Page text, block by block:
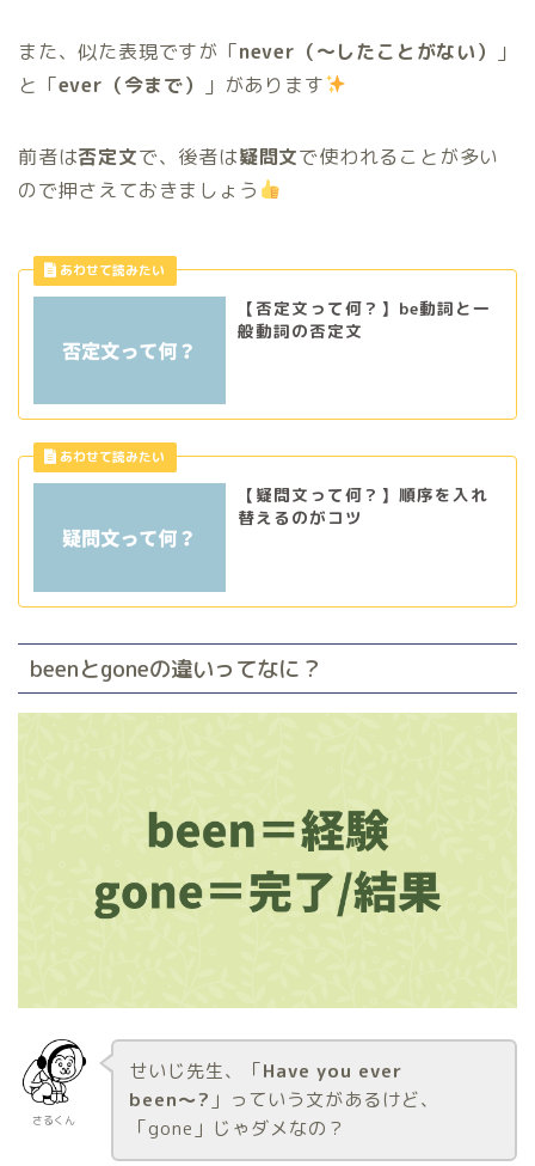
また、似た表現ですが「never（〜したことがない）
」
と「ever（今まで） 」があります
前者は否定文で、後者は疑問文で使われることが多い
ので押さえておきましょう
【否定文って何？】be動詞と一
般動詞の否定文
【疑問文って何？】順序を入れ
替えるのがコツ
beenとgoneの違いってなに？
さるくん
せいじ先生、「Have you ever
been〜? 」っていう文があるけど、
「gone」じゃダメなの？